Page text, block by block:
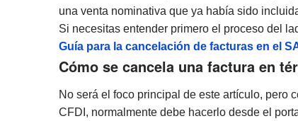
una venta nominativa que ya había sido
Si necesitas entender primero el proceso del
Guía para la cancelación de facturas en el
Cómo se cancela una factura en
No será el foco principal de este artículo, pero
CFDI, normalmente debe hacerlo desde el